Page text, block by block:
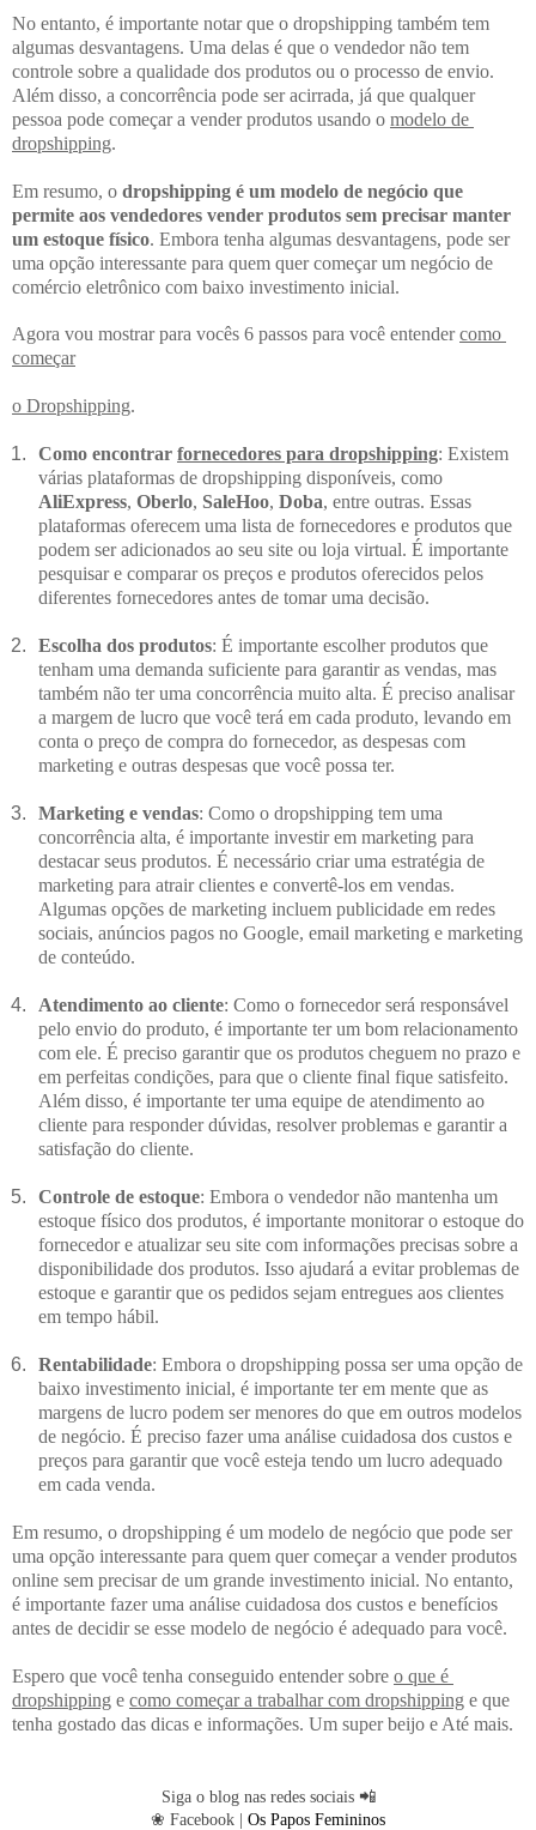
No entanto, é importante notar que o dropshipping também tem
algumas desvantagens. Uma delas é que o vendedor não tem
controle sobre a qualidade dos produtos ou o processo de envio.
Além disso, a concorrência pode ser acirrada, já que qualquer
pessoa pode começar a vender produtos usando o modelo de
dropshipping.
Em resumo, o dropshipping é um modelo de negócio que
permite aos vendedores vender produtos sem precisar manter
um estoque físico. Embora tenha algumas desvantagens, pode ser
uma opção interessante para quem quer começar um negócio de
comércio eletrônico com baixo investimento inicial.
Agora vou mostrar para vocês 6 passos para você entender como
começar
o Dropshipping.
Como encontrar fornecedores para dropshipping: Existem
AliExpress, Oberlo, SaleHoo, Doba, entre outras. Essas
plataformas oferecem uma lista de fornecedores e produtos que
podem ser adicionados ao seu site ou loja virtual. É importante
pesquisar e comparar os preços e produtos oferecidos pelos
diferentes fornecedores antes de tomar uma decisão.
Escolha dos produtos: É importante escolher produtos que
tenham uma demanda suficiente para garantir as vendas, mas
também não ter uma concorrência muito alta. É preciso analisar
a margem de lucro que você terá em cada produto, levando em
conta o preço de compra do fornecedor, as despesas com
marketing e outras despesas que você possa ter.
Marketing e vendas: Como o dropshipping tem uma
concorrência alta, é importante investir em marketing para
destacar seus produtos. É necessário criar uma estratégia de
marketing para atrair clientes e convertê-los em vendas.
Algumas opções de marketing incluem publicidade em redes
sociais, anúncios pagos no Google, email marketing e marketing
de conteúdo.
Atendimento ao cliente: Como o fornecedor será responsável
pelo envio do produto, é importante ter um bom relacionamento
com ele. É preciso garantir que os produtos cheguem no prazo e
em perfeitas condições, para que o cliente final fique satisfeito.
Além disso, é importante ter uma equipe de atendimento ao
cliente para responder dúvidas, resolver problemas e garantir a
satisfação do cliente.
Controle de estoque: Embora o vendedor não mantenha um
estoque físico dos produtos, é importante monitorar o estoque do
fornecedor e atualizar seu site com informações precisas sobre a
disponibilidade dos produtos. Isso ajudará a evitar problemas de
estoque e garantir que os pedidos sejam entregues aos clientes
em tempo hábil.
Rentabilidade: Embora o dropshipping possa ser uma opção de
baixo investimento inicial, é importante ter em mente que as
margens de lucro podem ser menores do que em outros modelos
de negócio. É preciso fazer uma análise cuidadosa dos custos e
preços para garantir que você esteja tendo um lucro adequado
em cada venda.
Em resumo, o dropshipping é um modelo de negócio que pode ser
uma opção interessante para quem quer começar a vender produtos
online sem precisar de um grande investimento inicial. No entanto,
é importante fazer uma análise cuidadosa dos custos e benefícios
antes de decidir se esse modelo de negócio é adequado para você.
Espero que você tenha conseguido entender sobre o que é
dropshipping e como começar a trabalhar com dropshipping e que
tenha gostado das dicas e informações. Um super beijo e Até mais.
Siga o blog nas redes sociais 📲
❀ Facebook | Os Papos Femininos